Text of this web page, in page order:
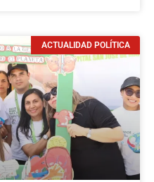
ACTUALIDAD POLÍTICA